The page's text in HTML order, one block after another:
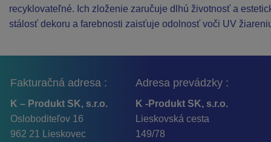
recyklovateľné. Ich zloženie zaručuje dlhú životnosť a
stálosť dekoru a farebnosti zaisťuje odolnosť voči UV
Fakturačná adresa :
K – Produkt SK, s.r.o.
Osloboditeľov 16
962 21 Lieskovec
Adresa prevádzky :
K -Produkt SK, s.r.o.
Lieskovská cesta
149/78